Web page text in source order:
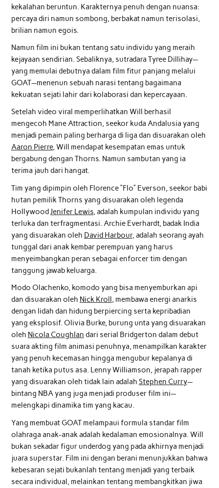
kekalahan beruntun. Karakternya penuh dengan nuansa:
percaya diri namun sombong, berbakat namun terisolasi,
brilian namun egois.
Namun film ini bukan tentang satu individu yang meraih
kejayaan sendirian. Sebaliknya, sutradara Tyree Dillihay—
yang memulai debutnya dalam film fitur panjang melalui
GOAT—menenun sebuah narasi tentang bagaimana
kekuatan sejati lahir dari kolaborasi dan kepercayaan.
Setelah video viral memperlihatkan Will berhasil
mengecoh Mane Attraction, seekor kuda Andalusia yang
menjadi pemain paling berharga di liga dan disuarakan oleh
Aaron Pierre, Will mendapat kesempatan emas untuk
bergabung dengan Thorns. Namun sambutan yang ia
terima jauh dari hangat.
Tim yang dipimpin oleh Florence “Flo” Everson, seekor babi
hutan pemilik Thorns yang disuarakan oleh legenda
HollywoodJenifer Lewis, adalah kumpulan individu yang
terluka dan terfragmentasi. Archie Everhardt, badak India
yang disuarakan oleh David Harbour, adalah seorang ayah
tunggal dari anak kembar perempuan yang harus
menyeimbangkan peran sebagai enforcer tim dengan
tanggung jawab keluarga.
Modo Olachenko, komodo yang bisa menyemburkan api
dan disuarakan oleh Nick Kroll, membawa energi anarkis
dengan lidah dan hidung berpiercing serta kepribadian
yang eksplosif. Olivia Burke, burung unta yang disuarakan
oleh Nicola Coughlan dari serial Bridgerton dalam debut
suara akting film animasi penuhnya, menampilkan karakter
yang penuh kecemasan hingga mengubur kepalanya di
tanah ketika putus asa. Lenny Williamson, jerapah rapper
yang disuarakan oleh tidak lain adalah Stephen Curry—
bintang NBA yang juga menjadi produser film ini—
melengkapi dinamika tim yang kacau.
Yang membuat GOAT melampaui formula standar film
olahraga anak-anak adalah kedalaman emosionalnya. Will
bukan sekadar figur underdog yang pada akhirnya menjadi
juara superstar. Film ini dengan berani menunjukkan bahwa
kebesaran sejati bukanlah tentang menjadi yang terbaik
secara individual, melainkan tentang membangkitkan jiwa